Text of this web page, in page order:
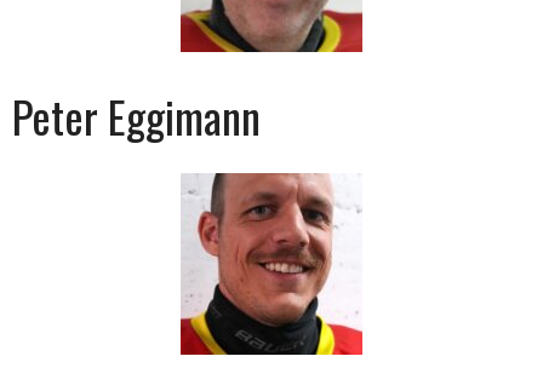
Peter Eggimann